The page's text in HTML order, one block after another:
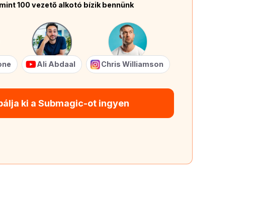
100 vezető alkotó bízik bennünk
Ali Abdaal Chris Williamson
ki a Submagic-ot ingyen